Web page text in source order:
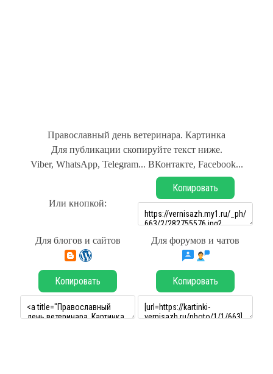
Православный день ветеринара. Картинка
Для публикации скопируйте текст ниже.
Viber, WhatsApp, Telegram... ВКонтакте, Facebook...
Или кнопкой:
Копировать
Для блогов и сайтов Для форумов и чатов
Копировать Копировать